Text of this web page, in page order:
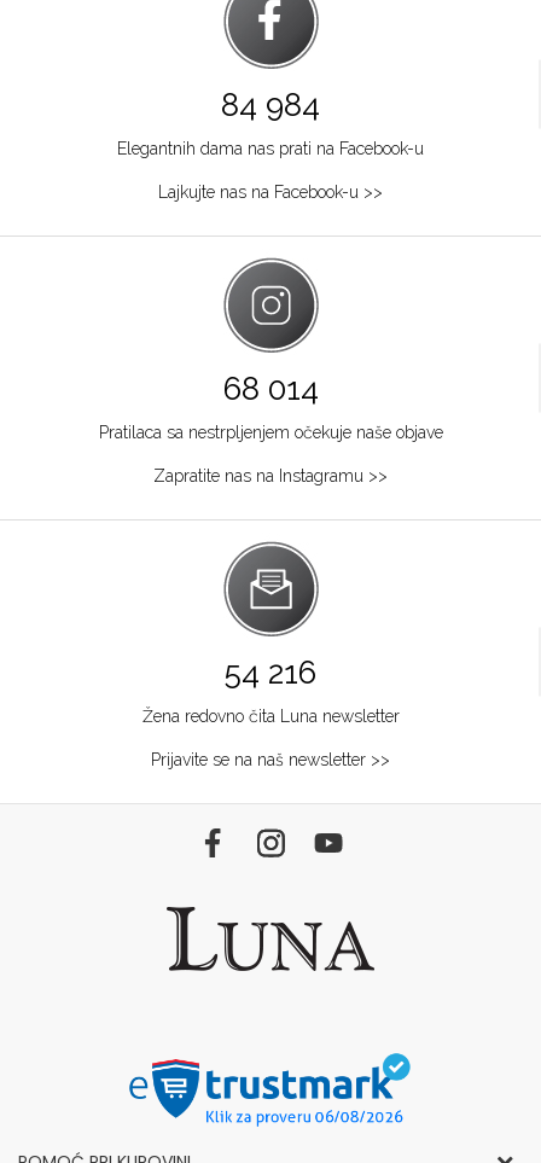
84 984
Elegantnih dama nas prati na Facebook-u
Lajkujte nas na Facebook-u >>
68 014
Pratilaca sa nestrpljenjem očekuje naše objave
Zapratite nas na Instagramu >>
54 216
Žena redovno čita Luna newsletter
Prijavite se na naš newsletter >>